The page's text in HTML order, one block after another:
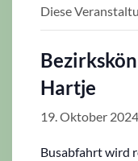
Diese
Hartje
19. Oktober 2024
Busabfahrt wird